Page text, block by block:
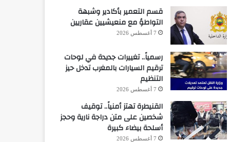
قسم التعمير بأكادير وشبهة
التواطؤ مع منعيشيين عقاريين
7 أغسطس 2026
رسمياً.. تغييرات جديدة في لوحات
ترقيم السيارات بالمغرب تدخل حيز
التنظيم
7 أغسطس 2026
القنيطرة تهتز أمنياً.. توقيف
شخصين على متن دراجة نارية وحجز
أسلحة بيضاء كبيرة
7 أغسطس 2026